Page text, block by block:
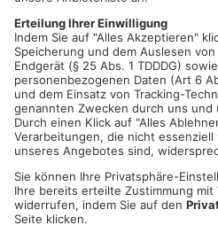
Artikel teilen